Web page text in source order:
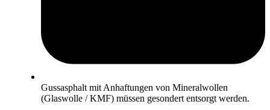
Gussasphalt mit Anhaftungen von Mineralwollen
(Glaswolle / KMF) müssen gesondert entsorgt werden.